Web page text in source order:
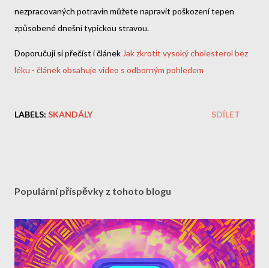
nezpracovaných potravin můžete napravit poškození tepen
způsobené dnešní typickou stravou.
Doporučuji si přečíst i článek Jak zkrotit vysoký cholesterol bez
léku - článek obsahuje video s odborným pohledem
LABELS: SKANDÁLY SDÍLET
Populární příspěvky z tohoto blogu